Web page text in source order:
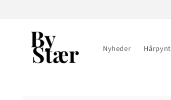
Nyheder Hårpynt